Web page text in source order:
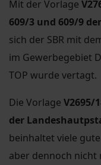
Mit der Vorlage
609/3 und 609/9
sich der SBR mit
im Gewerbegebiet
TOP wurde vertagt.
Die Vorlage V2695/
der
beinhaltet viele
aber dennoch nicht